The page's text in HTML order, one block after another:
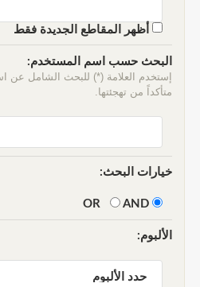
أظهر المقاطع الجديدة فقط
البحث حسب اسم المستخدم:
إستخدم العلامة (*) للبحث الشامل عن
متأكداً من تهجئتها.
خيارات البحث:
AND
الألبوم: